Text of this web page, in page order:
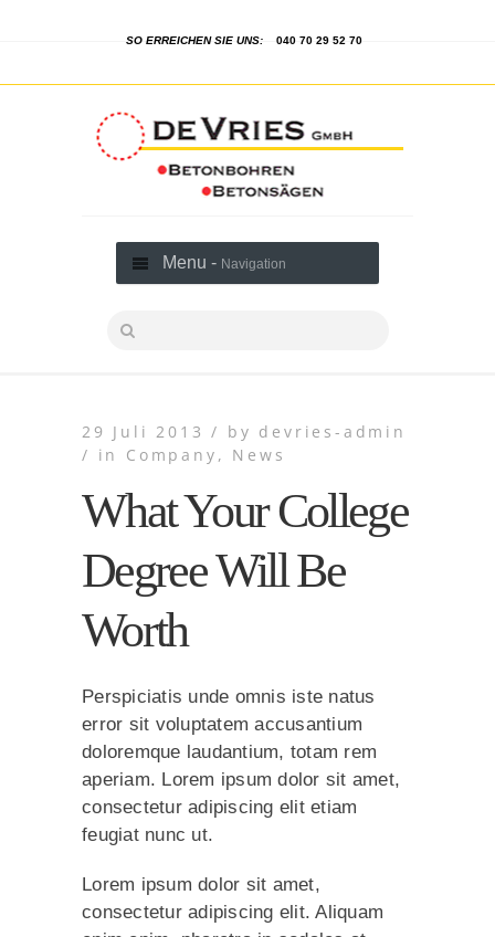
SO ERREICHEN SIE UNS: 040 70 29 52 70
Menu - Navigation
29 Juli 2013 / by devries-admin
/ in Company , News
What Your College
Degree Will Be
Worth
Perspiciatis unde omnis iste natus
error sit voluptatem accusantium
doloremque laudantium, totam rem
aperiam. Lorem ipsum dolor sit amet,
consectetur adipiscing elit etiam
feugiat nunc ut.
Lorem ipsum dolor sit amet,
consectetur adipiscing elit. Aliquam